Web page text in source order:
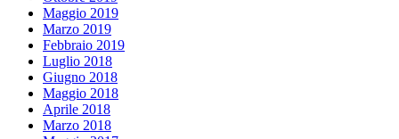
Maggio 2019
Marzo 2019
Febbraio 2019
Luglio 2018
Giugno 2018
Maggio 2018
Aprile 2018
Marzo 2018